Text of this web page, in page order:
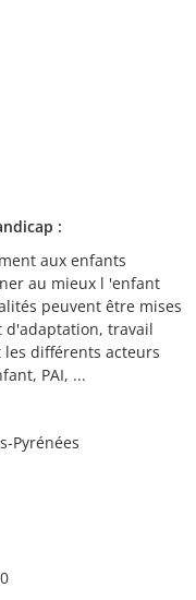
:
aux enfants
au mieux l 'enfant
peuvent être mises
d'adaptation, travail
différents acteurs
PAI, ...
Pyrénées